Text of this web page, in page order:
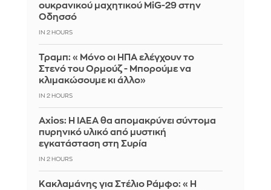
ουκρανικού μαχητικού MiG-29 στην
Οδησσό
IN 2 HOURS
Τραμπ: «Μόνο οι ΗΠΑ ελέγχουν το
Στενό του Ορμούζ - Μπορούμε να
κλιμακώσουμε κι άλλο»
IN 2 HOURS
Axios: Η IAEA θα απομακρύνει σύντομα
πυρηνικό υλικό από μυστική
εγκατάσταση στη Συρία
IN 2 HOURS
Κακλαμάνης για Στέλιο Ράμφο: «Η